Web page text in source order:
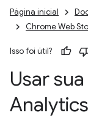
Página inicial
Chrome Web
Isso foi útil?
Usar